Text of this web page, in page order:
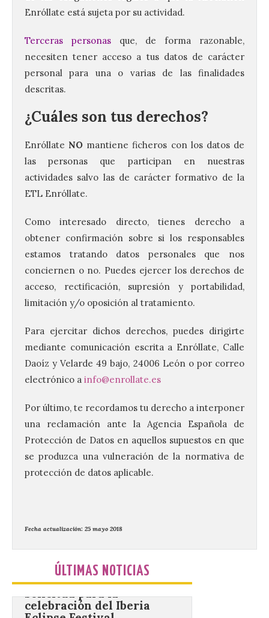
Enróllate está sujeta por su actividad.
Terceras personas que, de forma razonable,
necesiten tener acceso a tus datos de carácter
personal para una o varias de las finalidades
descritas.
¿Cuáles son tus derechos?
Enróllate NO mantiene ficheros con los datos de
las personas que participan en nuestras
actividades salvo las de carácter formativo de la
ETL Enróllate.
Como interesado directo, tienes derecho a
obtener confirmación sobre si los responsables
estamos tratando datos personales que nos
conciernen o no. Puedes ejercer los derechos de
acceso, rectificación, supresión y portabilidad,
limitación y/o oposición al tratamiento.
Para ejercitar dichos derechos, puedes dirigirte
mediante comunicación escrita a Enróllate, Calle
Daoíz y Velarde 49 bajo, 24006 León o por correo
electrónico a info@enrollate.es
Por último, te recordamos tu derecho a interponer
una reclamación ante la Agencia Española de
Protección de Datos en aquellos supuestos en que
se produzca una vulneración de la normativa de
protección de datos aplicable.
Fecha actualización: 25 mayo 2018
ÚLTIMAS NOTICIAS
Camarzius fest: frente al
cultural transformador
que apuesta por el legado.
6 Ago 2026
de 2026, Camarzana de
Tera volverá a convertirse
en punto de encuentro,
con la Villa Romana de
música en directo mueve grandes
fenómenos de […]
Cabrillanes analizará,
solicitud para la
celebración del Iberia
Eclipse Festival
6 Ago 2026